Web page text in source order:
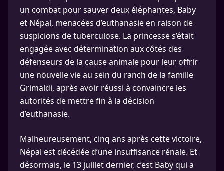
un combat pour sauver deux éléphantes, Baby
et Népal, menacées d’euthanasie en raison de
suspicions de tuberculose. La princesse s’était
engagée avec détermination aux côtés des
défenseurs de la cause animale pour leur offrir
une nouvelle vie au sein du ranch de la famille
Grimaldi, après avoir réussi à convaincre les
autorités de mettre fin à la décision
d’euthanasie.
Malheureusement, cinq ans après cette victoire,
Népal est décédée d’une insuffisance rénale. Et
désormais, le 13 juillet dernier, c’est Baby qui a